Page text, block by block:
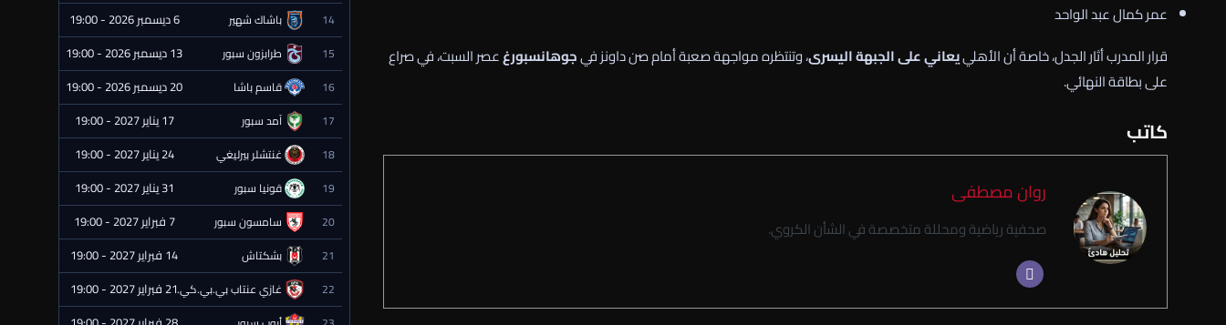
عمر كمال عبد الواحد
قرار المدرب أثار الجدل، خاصة أن الأهلييعاني على الجبهة اليسرى، وتنتظره مواجهة صعبة أمام صن داونز فيجوهانسبورغعصر السبت، في صراع
على بطاقة النهائي.
كاتب
روان مصطفى
صحفية رياضية ومحللة متخصصة في الشأن الكروي.
14 باشاك شهير 6 ديسمبر 2026 - 19:00
15 طرابزون سبور 13 ديسمبر 2026 - 19:00
16 قاسم باشا 20 ديسمبر 2026 - 19:00
17 آمد سبور 17 يناير 2027 - 19:00
18 غنتشلر بيرليغي 24 يناير 2027 - 19:00
19 قونيا سبور 31 يناير 2027 - 19:00
20 سامسون سبور 7 فبراير 2027 - 19:00
21 بشكتاش 14 فبراير 2027 - 19:00
22 غازي عنتاب بي.بي.كي.21 فبراير 2027 - 19:00